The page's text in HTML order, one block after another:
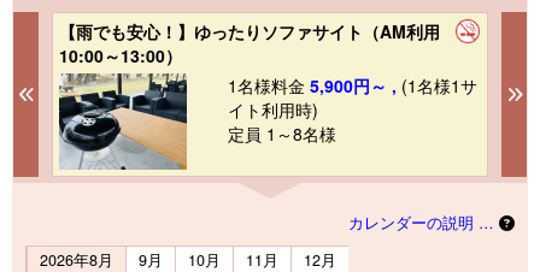
Previous
【雨でも安心！】ゆったりソファサイト（AM利用
10:00～13:00）
1名様料金 5,900円～ , (1名様1サ
イト利用時)
定員 1～8名様
カレンダーの説明 …
2026年8月
9月 10月 11月 12月